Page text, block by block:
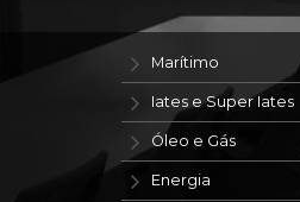
Marítimo
Iates e Super Iates
Óleo e Gás
Energia